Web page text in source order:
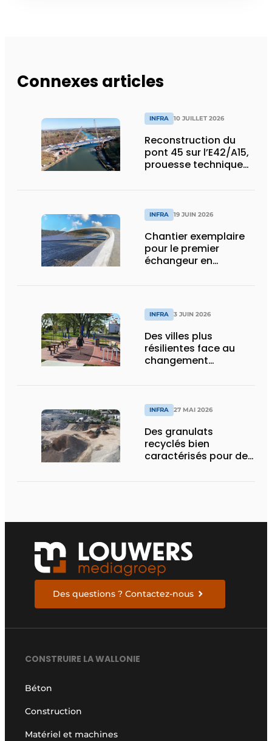
Connexes articles
INFRA 10 JUILLET 2026
Reconstruction du
pont 45 sur l’E42/A15,
prouesse technique
INFRA 19 JUIN 2026
Chantier exemplaire
pour le premier
échangeur en
INFRA 3 JUIN 2026
Des villes plus
résilientes face au
changement
INFRA 27 MAI 2026
Des granulats
recyclés bien
caractérisés pour des
Des questions ? Contactez-nous
CONSTRUIRE LA WALLONIE
Béton
Construction
Matériel et machines